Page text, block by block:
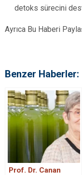
detoks sürecini
Ayrıca Bu Haberi
Benzer Haberler:
Prof. Dr. Canan